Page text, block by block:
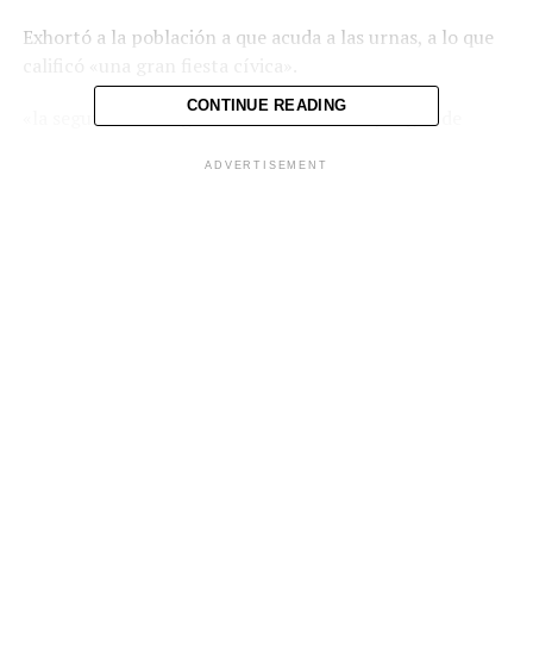
Exhortó a la población a que acuda a las urnas, a lo que
«la seguridad está garantizada con el despliegue de
actores principales son los candidatos a alcaldes y
CONTINUE READING
ADVERTISEMENT